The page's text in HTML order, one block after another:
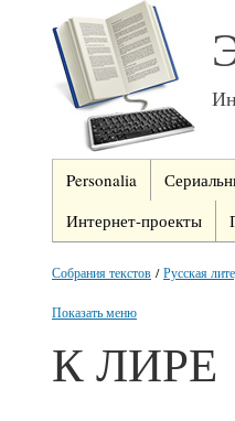
Personalia
Интернет-проекты
Собрания текстов /Русская
Показать меню
К ЛИРЕ